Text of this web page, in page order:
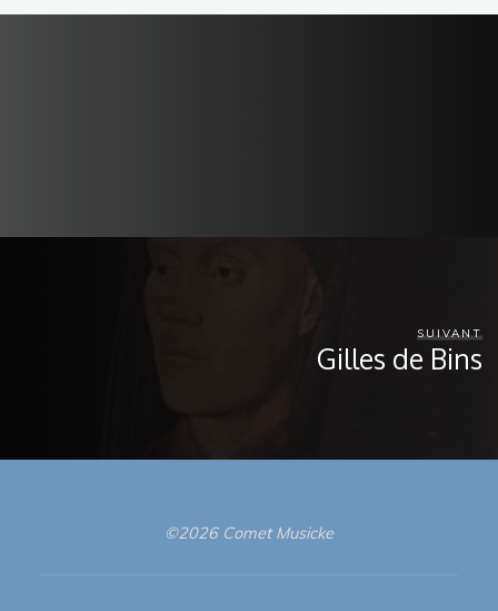
SUIVANT
Gilles de Bins
©2026 Comet Musicke